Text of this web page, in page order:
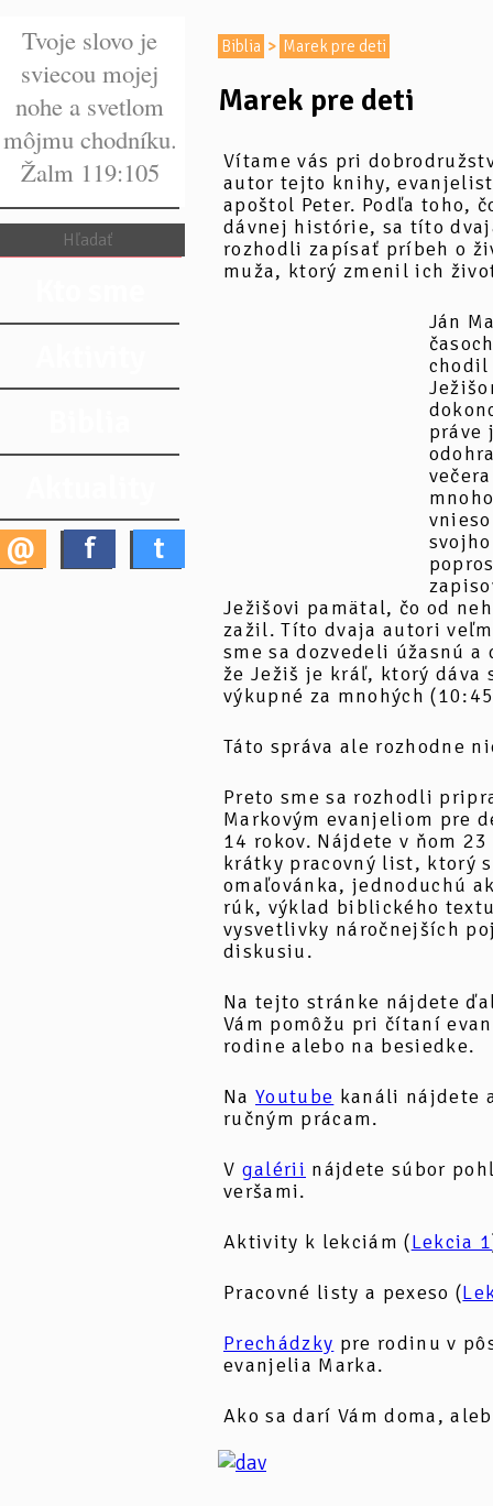
Tvoje slovo je
sviecou mojej
nohe a svetlom
môjmu chodníku.
Žalm 119:105
@ f t
Biblia > Marek pre deti
Marek pre deti
Vítame vás pri
autor tejto knihy,
apoštol Peter. Podľa toho,
dávnej histórie, sa títo
rozhodli zapísať príbeh o
muža, ktorý zmenil ich
Ján
chodil
práve
Ježišovi pamätal, čo od
zažil. Títo dvaja autori
sme sa dozvedeli úžasnú
že Ježiš je kráľ, ktorý dáva
výkupné za mnohých
Táto správa ale rozhodne
Preto sme sa rozhodli
Markovým evanjeliom pre
14 rokov. Nájdete v ňom
krátky pracovný list, ktorý
omaľovánka, jednoduchú
rúk, výklad biblického
vysvetlivky náročnejších
diskusiu.
Na tejto stránke nájdete
Vám pomôžu pri čítaní
rodine alebo na besiedke.
Na Youtube kanáli nájdete
ručným prácam.
V galérii nájdete súbor
veršami.
Aktivity k lekciám (Lekcia 1
Pracovné listy a pexeso (
Prechádzky pre rodinu v
evanjelia Marka.
Ako sa darí Vám doma,